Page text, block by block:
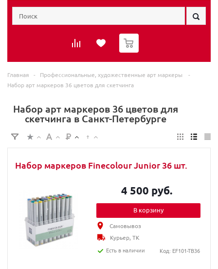
0
Главная - Профессиональные, художественные арт маркеры
-
Набор арт маркеров 36 цветов для скетчинга
Набор арт маркеров 36 цветов для
скетчинга в Санкт-Петербурге
Набор маркеров Finecolour Junior 36 шт.
4 500 руб.
В корзину
Самовывоз
Курьер, ТК
Есть в наличии
Код: EF101-TB36